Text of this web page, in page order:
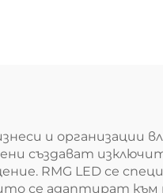
и организации
създават
RMG LED се
се адаптират